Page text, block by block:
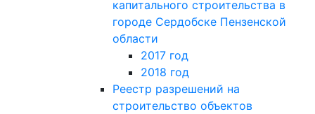
капитального строительства в
городе Сердобске Пензенской
области
2017 год
2018 год
Реестр разрешений на
строительство объектов